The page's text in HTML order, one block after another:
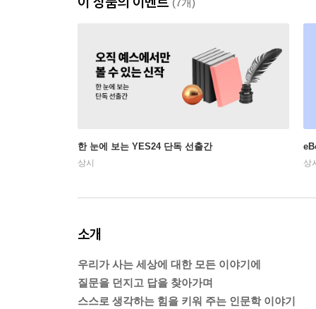
한 눈에 보는 YES24 단독 선출간
상시 상
소개
우리가 사는 세상에 대한 모든 이야기에
질문을 던지고 답을 찾아가며
스스로 생각하는 힘을 키워 주는 인문학 이야기